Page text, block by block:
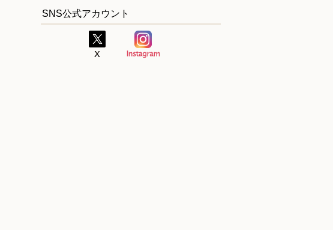
SNS公式アカウント